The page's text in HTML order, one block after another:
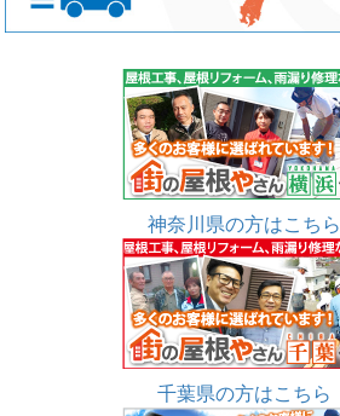
神奈川県の方はこちら
千葉県の方はこちら